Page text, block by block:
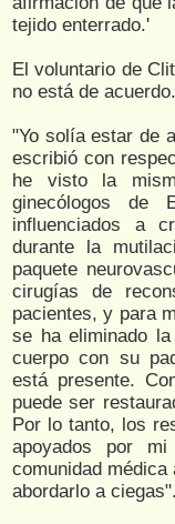
tejido enterrado.'
El voluntario de
no está de acuerdo.
"Yo solía estar de
escribió con
he visto la
ginecólogos de
influenciados a
durante la
paquete
cirugías de
pacientes, y para
se ha eliminado
cuerpo con su
está presente.
puede ser
Por lo tanto, los
apoyados por
comunidad
abordarlo a ciegas".